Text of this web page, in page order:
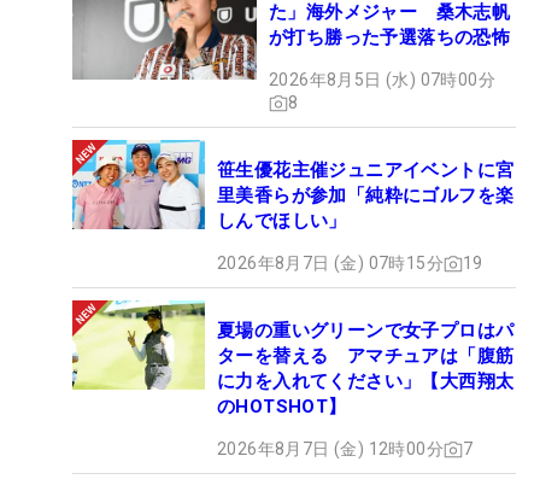
た」海外メジャー 桑木志帆
が打ち勝った予選落ちの恐怖
2026年8月5日 (水) 07時00分
8
笹生優花主催ジュニアイベントに宮
里美香らが参加「純粋にゴルフを楽
しんでほしい」
2026年8月7日 (金) 07時15分 19
夏場の重いグリーンで女子プロはパ
ターを替える アマチュアは「腹筋
に力を入れてください」【大西翔太
のHOTSHOT】
2026年8月7日 (金) 12時00分 7